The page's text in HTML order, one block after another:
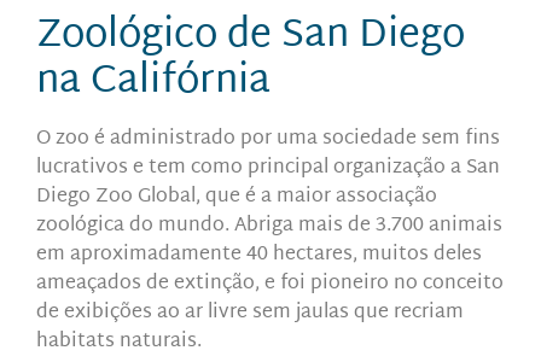
Zoológico de San Diego
na Califórnia
O zoo é administrado por uma sociedade sem fins
lucrativos e tem como principal organização a San
Diego Zoo Global, que é a maior associação
zoológica do mundo. Abriga mais de 3.700 animais
em aproximadamente 40 hectares, muitos deles
ameaçados de extinção, e foi pioneiro no conceito
de exibições ao ar livre sem jaulas que recriam
habitats naturais.